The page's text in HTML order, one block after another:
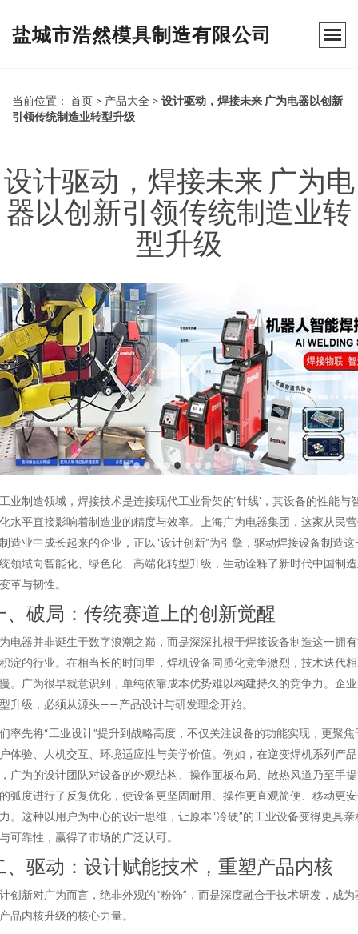
盐城市浩然模具制造有限公司
当前位置： 首页 > 产品大全 > 设计驱动，焊接未来 广为电器以创新
引领传统制造业转型升级
设计驱动，焊接未来 广为电
器以创新引领传统制造业转
型升级
业制造领域，焊接技术是连接现代工业骨架的‘针线’，其设备的性能与
水平直接影响着制造业的精度与效率。上海广为电器集团，这家从民
造业中成长起来的企业，正以“设计创新”为引擎，驱动焊接设备制造这
领域向智能化、绿色化、高端化转型升级，生动诠释了新时代中国制
革与韧性。
、破局：传统赛道上的创新觉醒
电器并非诞生于数字浪潮之巅，而是深深扎根于焊接设备制造这一拥
淀的行业。在相当长的时间里，焊机设备同质化竞争激烈，技术迭代
。广为很早就意识到，单纯依靠成本优势难以构建持久的竞争力。企
升级，必须从源头——产品设计与研发理念开始。
率先将“工业设计”提升到战略高度，不仅关注设备的功能实现，更聚焦
体验、人机交互、环境适应性与美学价值。例如，在逆变焊机系列产品
广为的设计团队对设备的外观结构、操作面板布局、散热风道乃至手
弧度进行了反复优化，使设备更坚固耐用、操作更直观简便、移动更
。这种以用户为中心的设计思维，让原本“冷硬”的工业设备变得更具亲
可靠性，赢得了市场的广泛认可。
、驱动：设计赋能技术，重塑产品内核
创新对广为而言，绝非外观的“粉饰”，而是深度融合于技术研发，成为
品内核升级的核心力量。